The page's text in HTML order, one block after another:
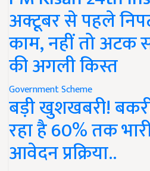
अक्टूबर से पहले
काम, नहीं तो अटक
की अगली किस्त
Government Scheme
बड़ी खुशखबरी!
रहा है 60% तक
आवेदन प्रक्रिया..